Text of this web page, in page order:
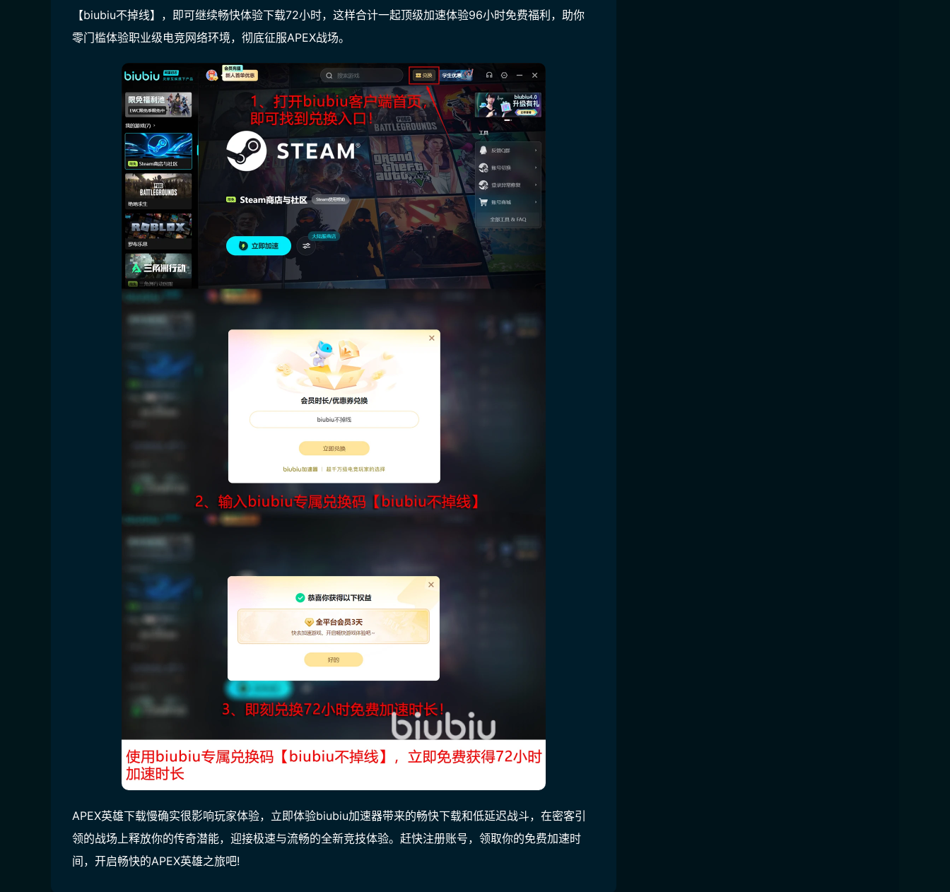
【biubiu不掉线】，即可继续畅快体验下载72小时，这样合计一起顶级加速体验96小时免费福利，助你
零门槛体验职业级电竞网络环境，彻底征服APEX战场。
APEX英雄下载慢确实很影响玩家体验，立即体验biubiu加速器带来的畅快下载和低延迟战斗，在密客引
领的战场上释放你的传奇潜能，迎接极速与流畅的全新竞技体验。赶快注册账号，领取你的免费加速时
间，开启畅快的APEX英雄之旅吧!